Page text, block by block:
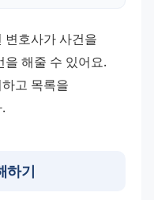
변호사가 사건을
해줄 수 있어요.
고 목록을
하기